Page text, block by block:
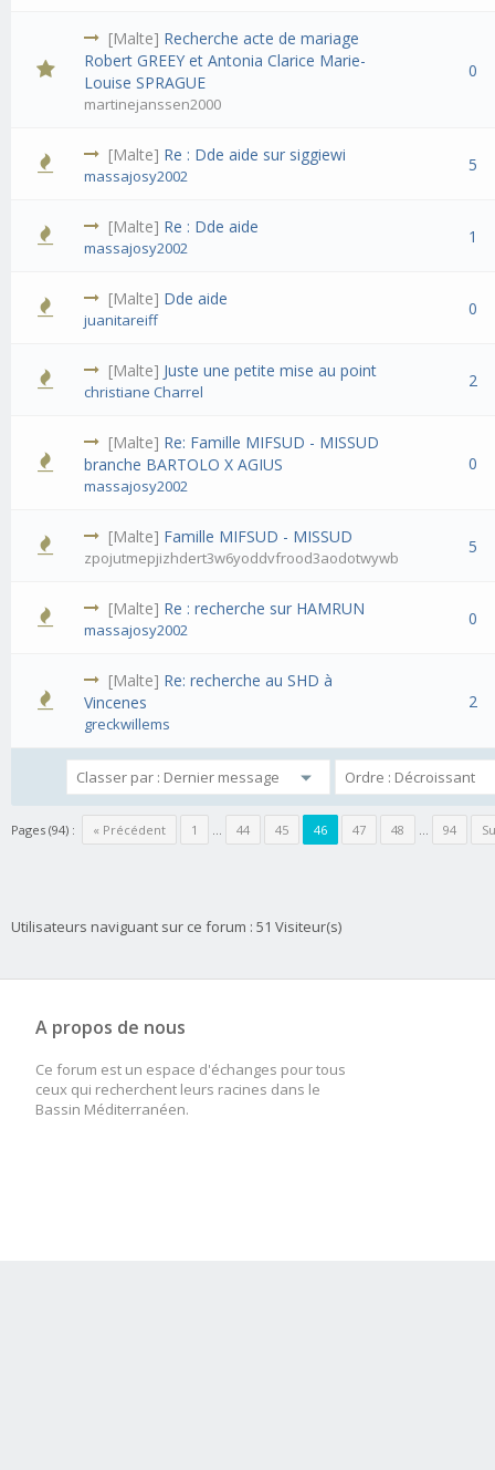
[Malte] Recherche acte de mariage
Robert GREEY et Antonia Clarice Marie-
Louise SPRAGUE
martinejanssen2000
0
[Malte] Re : Dde aide sur siggiewi
massajosy2002
5
[Malte] Re : Dde aide
massajosy2002
1
[Malte] Dde aide
juanitareiff
0
[Malte] Juste une petite mise au point
christiane Charrel
2
[Malte] Re: Famille MIFSUD - MISSUD
branche BARTOLO X AGIUS
massajosy2002
0
[Malte] Famille MIFSUD - MISSUD
zpojutmepjizhdert3w6yoddvfrood3aodotwywb
5
[Malte] Re : recherche sur HAMRUN
massajosy2002
0
[Malte] Re: recherche au SHD à
Vincenes
greckwillems
2
Pages (94) : « Précédent 1 … 44 45 46 47 48 … 94
Utilisateurs naviguant sur ce forum : 51 Visiteur(s)
A propos de nous
Ce forum est un espace d'échanges pour tous
ceux qui recherchent leurs racines dans le
Bassin Méditerranéen.